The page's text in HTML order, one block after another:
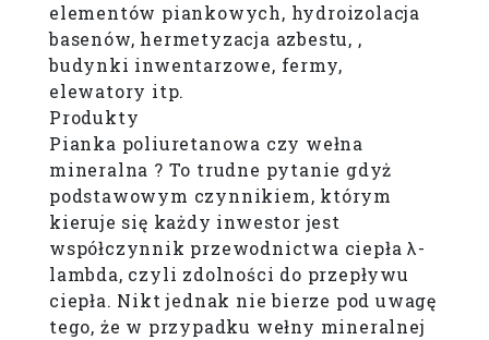
elementów piankowych, hydroizolacja
basenów, hermetyzacja azbestu, ,
budynki inwentarzowe, fermy,
elewatory itp.
Produkty
Pianka poliuretanowa czy wełna
mineralna ? To trudne pytanie gdyż
podstawowym czynnikiem, którym
kieruje się każdy inwestor jest
współczynnik przewodnictwa ciepła λ-
lambda, czyli zdolności do przepływu
ciepła. Nikt jednak nie bierze pod uwagę
tego, że w przypadku wełny mineralnej